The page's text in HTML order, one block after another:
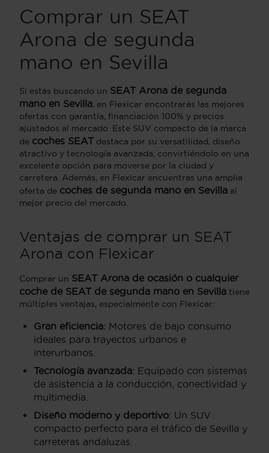
Comprar un SEAT
Arona de segunda
mano en Sevilla
Si estás buscando un SEAT Arona de segunda
mano en Sevilla, en Flexicar encontrarás las mejores
ofertas con garantía, financiación 100% y precios
ajustados al mercado. Este SUV compacto de la marca
de coches SEAT destaca por su versatilidad, diseño
atractivo y tecnología avanzada, convirtiéndolo en una
excelente opción para moverse por la ciudad y
carretera. Además, en Flexicar encuentras una amplia
oferta de coches de segunda mano en Sevilla al
mejor precio del mercado.
Ventajas de comprar un SEAT
Arona con Flexicar
Comprar un SEAT Arona de ocasión o cualquier
coche de SEAT de segunda mano en Sevilla tiene
múltiples ventajas, especialmente con Flexicar:
Gran eficiencia: Motores de bajo consumo
ideales para trayectos urbanos e
interurbanos.
Tecnología avanzada: Equipado con sistemas
de asistencia a la conducción, conectividad y
multimedia.
Diseño moderno y deportivo: Un SUV
compacto perfecto para el tráfico de Sevilla y
carreteras andaluzas.